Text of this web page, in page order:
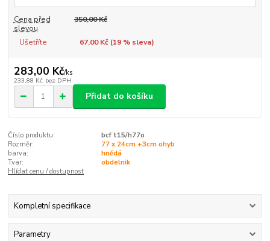
Cena před
slevou
350,00 Kč
Ušetříte 67,00 Kč (19% sleva)
283,00 Kč/ks
233,88 Kč bez DPH
Přidat do košíku
Číslo produktu:
bcf t15/h77o
Rozměr:
77 x 24cm +3cm ohyb
barva:
hnědá
Tvar:
obdelnik
Hlídat cenu / dostupnost
Kompletní specifikace
Parametry